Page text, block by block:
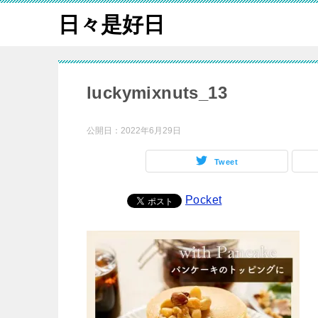
日々是好日
luckymixnuts_13
公開日： 2022年6月29日
Tweet
Pocket